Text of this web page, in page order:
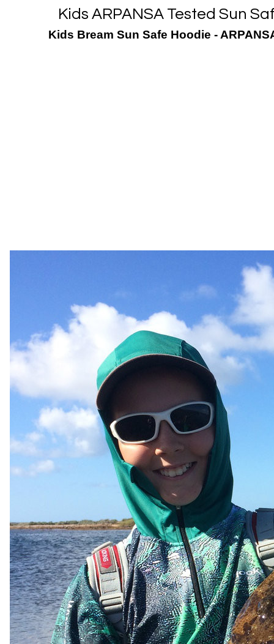
Kids ARPANSA Tested Sun
Kids Bream Sun Safe Hoodie -